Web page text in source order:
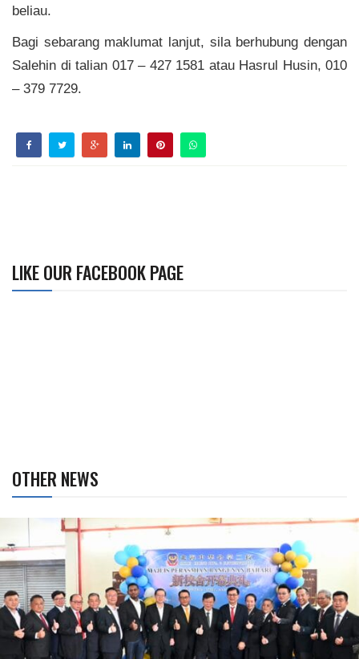
beliau.
Bagi sebarang maklumat lanjut, sila berhubung dengan
Salehin di talian 017 – 427 1581 atau Hasrul Husin, 010
– 379 7729.
LIKE OUR FACEBOOK PAGE
OTHER NEWS